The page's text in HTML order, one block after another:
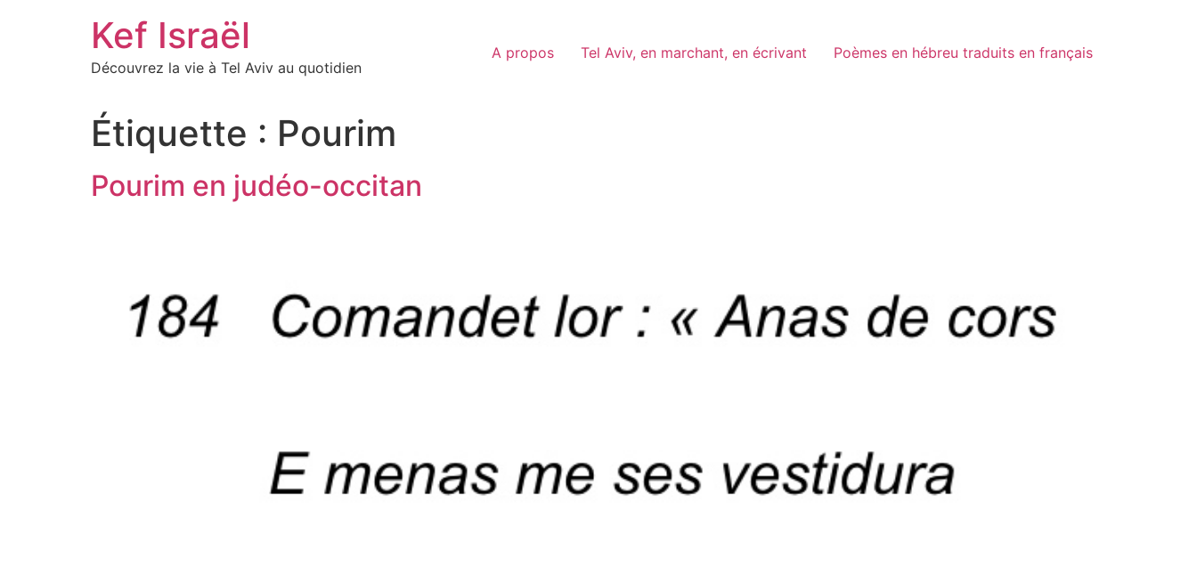
Kef Israël
Découvrez la vie à Tel Aviv au quotidien
A propos Tel Aviv, en marchant, en écrivant Poèmes en hébreu traduits en français
Étiquette : Pourim
Pourim en judéo-occitan